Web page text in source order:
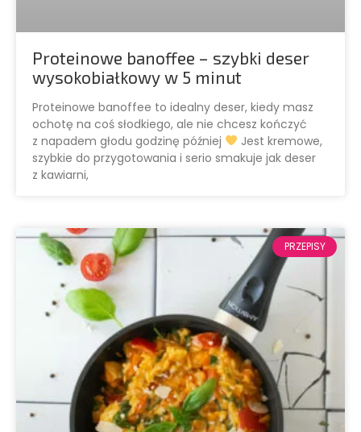
Proteinowe banoffee – szybki deser
wysokobiałkowy w 5 minut
Proteinowe banoffee to idealny deser, kiedy masz
ochotę na coś słodkiego, ale nie chcesz kończyć
z napadem głodu godzinę później
Jest kremowe,
szybkie do przygotowania i serio smakuje jak deser
z kawiarni,
PRZEPISY